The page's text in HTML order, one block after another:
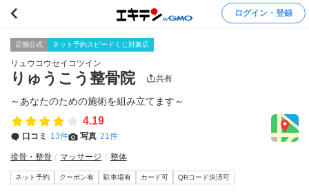
ログイン・登録
店舗公式 ネット予約スピードくじ対象店
リュウコウセイコツイン
りゅうこう整骨院 共有
～あなたのための施術を組み立てます～
4.19
口コミ 13件 写真 21件
接骨・整骨 マッサージ 整体
ネット予約 クーポン有 駐車場有 カード可 QRコード決済可